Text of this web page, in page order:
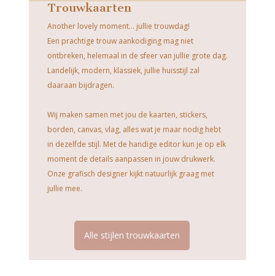
Trouwkaarten
Another lovely moment... jullie trouwdag!
Een prachtige trouw aankodiging mag niet
ontbreken, helemaal in de sfeer van jullie grote dag.
Landelijk, modern, klassiek, jullie huisstijl zal
daaraan bijdragen.
Wij maken samen met jou de kaarten, stickers,
borden, canvas, vlag, alles wat je maar nodig hebt
in dezelfde stijl. Met de handige editor kun je op elk
moment de details aanpassen in jouw drukwerk.
Onze grafisch designer kijkt natuurlijk graag met
jullie mee.
Alle stijlen trouwkaarten